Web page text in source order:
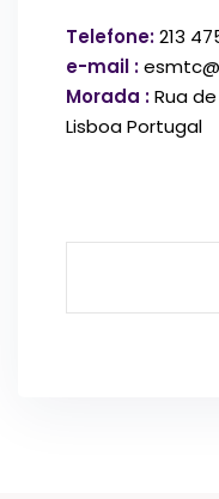
Telefone:213
e-mail :
Morada :Rua
Lisboa Portugal